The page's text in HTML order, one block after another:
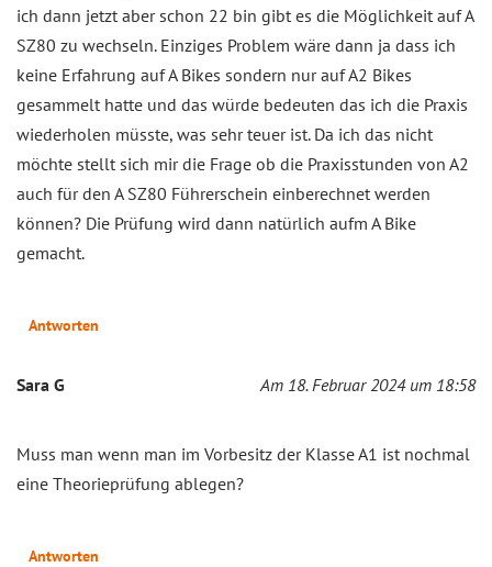
ich dann jetzt aber schon 22 bin gibt es die Möglichkeit auf A
SZ80 zu wechseln. Einziges Problem wäre dann ja dass ich
keine Erfahrung auf A Bikes sondern nur auf A2 Bikes
gesammelt hatte und das würde bedeuten das ich die Praxis
wiederholen müsste, was sehr teuer ist. Da ich das nicht
möchte stellt sich mir die Frage ob die Praxisstunden von A2
auch für den A SZ80 Führerschein einberechnet werden
können? Die Prüfung wird dann natürlich aufm A Bike
gemacht.
Antworten
Sara G Am 18. Februar 2024 um 18:58
Muss man wenn man im Vorbesitz der Klasse A1 ist nochmal
eine Theorieprüfung ablegen?
Antworten